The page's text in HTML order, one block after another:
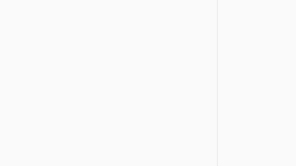
強力な保護とサポートを提
優れたブローカーには、ハ